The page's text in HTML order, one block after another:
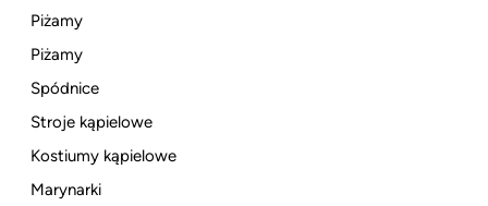
Piżamy
Piżamy
Spódnice
Stroje kąpielowe
Kostiumy kąpielowe
Marynarki